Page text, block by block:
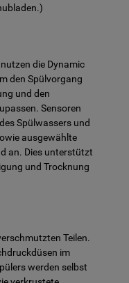
die Dynamic
den Spülvorgang
und den
Sensoren
Spülwassers und
ausgewählte
an. Dies unterstützt
und Trocknung
Teilen.
im
werden selbst